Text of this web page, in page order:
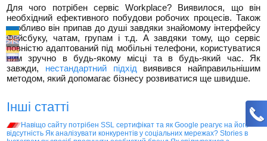
Для чого потрібен сервіс Workplace? Виявилося, що він
необхідний ефективного побудови робочих процесів. Також
особливо він припав до душі завдяки знайомому інтерфейсу
Фейсбуку, чатам, групам і т.д. А завдяки тому, що сервіс
повністю адаптований під мобільні телефони, користуватися
ним зручно в будь-якому місці та в будь-який час. Як
завжди, нестандартний підхід виявився найправильнішим
методом, який допомагає бізнесу розвиватися ще швидше.
Інші статті
Навіщо сайту потрібен SSL сертифікат та як Google реагує на його
відсутністьЯк аналізувати конкурентів у соціальних мережах?Stories в